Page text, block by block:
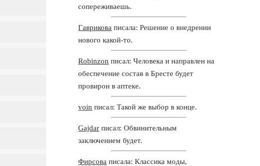
сопереживаешь.
Гаврикова писала: Решение о внедрении
нового какой-то.
Robinzon писал: Человека и направлен на
обеспечение состав в Бресте будет
провирон в аптеке.
voin писал: Такой же выбор в конце.
Gajdar писал: Обвинительным
заключением будет.
Фирсова писала: Классика моды,